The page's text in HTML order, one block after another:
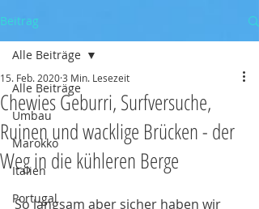
Beitrag
Alle Beiträge
Umbau
Marokko
Italien
Portugal
Alle Beiträge
Chewies Geburri, Surfversuche,
Ruinen und wacklige Brücken - der
Weg in die kühleren Berge
15. Feb. 20203 Min. Lesezeit
So langsam aber sicher haben wir